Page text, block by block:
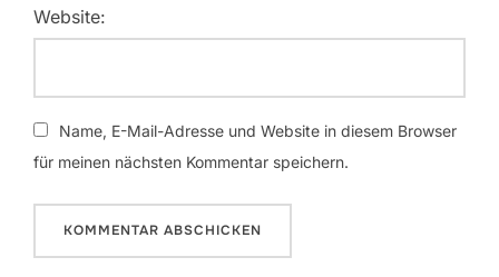
Website:
Name, E-Mail-Adresse und Website in diesem Browser
für meinen nächsten Kommentar speichern.